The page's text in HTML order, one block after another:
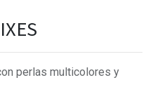
perlas multicolores y